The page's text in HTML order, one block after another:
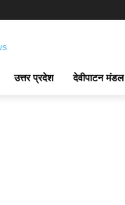
उत्तर प्रदेश देवीपाटन मंडल